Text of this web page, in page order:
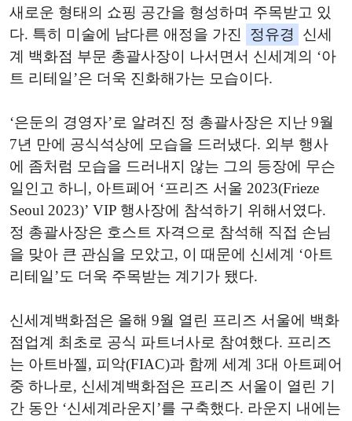
새로운 형태의 쇼핑 공간을 형성하며 주목받고 있
다. 특히 미술에 남다른 애정을 가진
정유경
신세
계 백화점 부문 총괄사장이 나서면서 신세계의 ‘아
트 리테일’은 더욱 진화해가는 모습이다.
‘은둔의 경영자’로 알려진 정 총괄사장은 지난 9월
7년 만에 공식석상에 모습을 드러냈다. 외부 행사
에 좀처럼 모습을 드러내지 않는 그의 등장에 무슨
일인고 하니, 아트페어 ‘프리즈 서울 2023(Frieze
Seoul 2023)’ VIP 행사장에 참석하기 위해서였다.
정 총괄사장은 호스트 자격으로 참석해 직접 손님
을 맞아 큰 관심을 모았고, 이 때문에 신세계 ‘아트
리테일’도 더욱 주목받는 계기가 됐다.
신세계백화점은 올해 9월 열린 프리즈 서울에 백화
점업계 최초로 공식 파트너사로 참여했다. 프리즈
는 아트바젤, 피악(FIAC)과 함께 세계 3대 아트페어
중 하나로, 신세계백화점은 프리즈 서울이 열린 기
간 동안 ‘신세계라운지’를 구축했다. 라운지 내에는